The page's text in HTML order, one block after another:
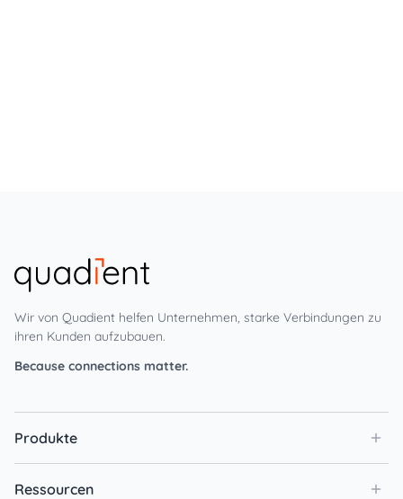
Wir von Quadient helfen Unternehmen, starke Verbindungen zu
ihren Kunden aufzubauen.
Because connections matter.
Produkte
Ressourcen